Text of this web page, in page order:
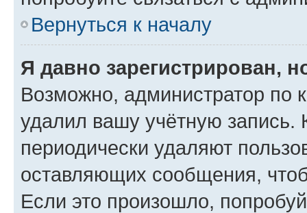
Вернуться к началу
Я давно зарегистрирован,
Возможно, администратор по
удалил вашу учётную запись.
периодически удаляют
оставляющих сообщения,
Если это произошло,